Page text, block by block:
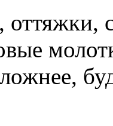
оттяжки,